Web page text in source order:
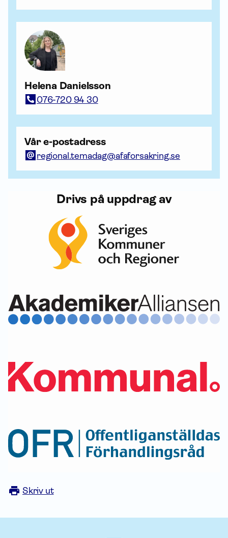
Helena Danielsson
076-720 94 30
Vår e-postadress
regional.temadag@afaforsakring.se
Drivs på uppdrag av
Skriv ut